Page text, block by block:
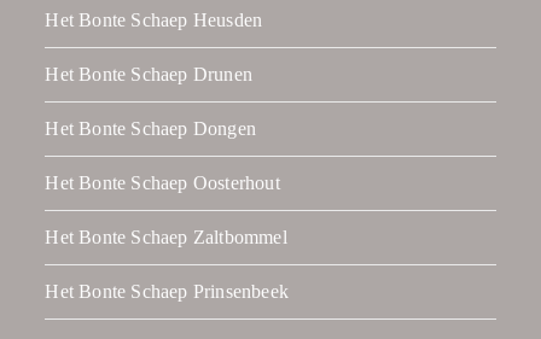
Het Bonte Schaep Heusden
Het Bonte Schaep Drunen
Het Bonte Schaep Dongen
Het Bonte Schaep Oosterhout
Het Bonte Schaep Zaltbommel
Het Bonte Schaep Prinsenbeek